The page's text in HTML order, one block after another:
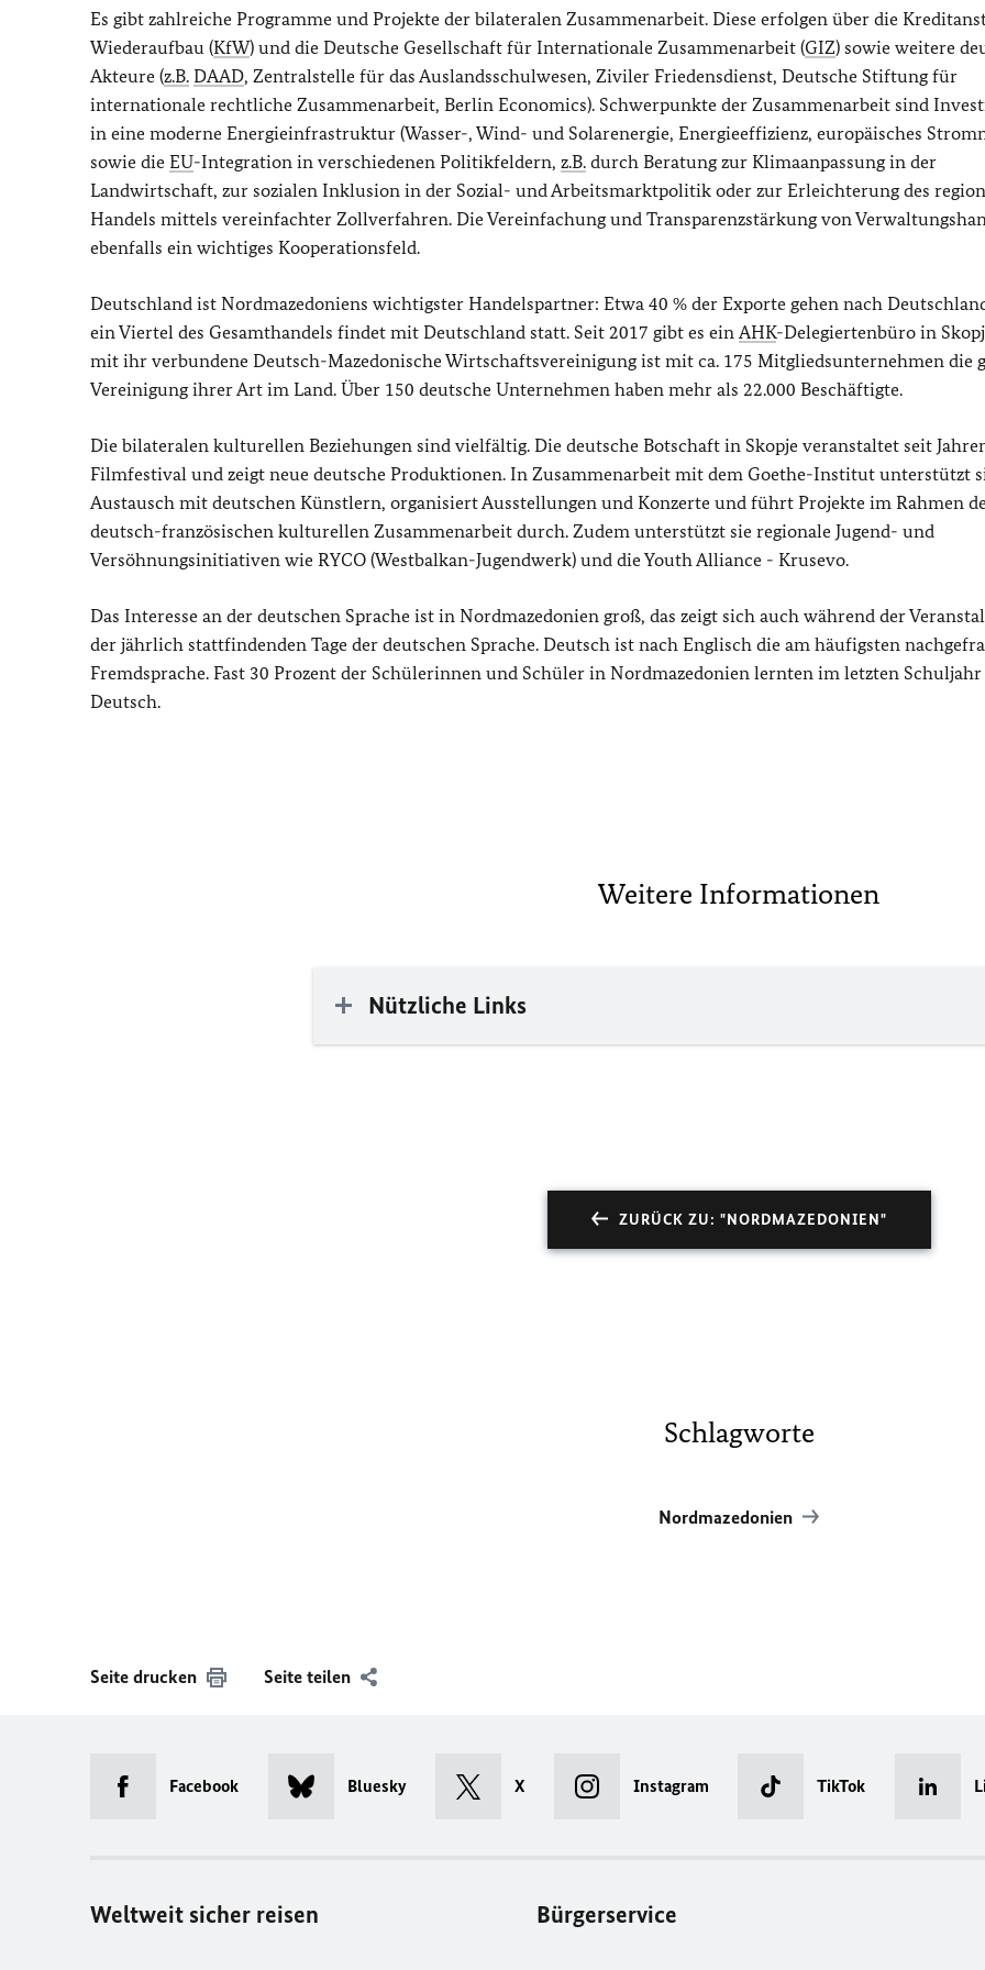
Es gibt zahlreiche Programme und Projekte der bilateralen Zusammenarbeit. Diese erfolgen über die
Wiederaufbau (KfW) und die Deutsche Gesellschaft für Internationale Zusammenarbeit (GIZ) sowie weitere
Akteure (z.B. DAAD, Zentralstelle für das Auslandsschulwesen, Ziviler Friedensdienst, Deutsche Stiftung für
internationale rechtliche Zusammenarbeit, Berlin Economics). Schwerpunkte der Zusammenarbeit sind
in eine moderne Energieinfrastruktur (Wasser-, Wind- und Solarenergie, Energieeffizienz, europäisches
sowie die EU-Integration in verschiedenen Politikfeldern, z.B. durch Beratung zur Klimaanpassung in der
Landwirtschaft, zur sozialen Inklusion in der Sozial- und Arbeitsmarktpolitik oder zur Erleichterung des
Handels mittels vereinfachter Zollverfahren. Die Vereinfachung und Transparenzstärkung von
ebenfalls ein wichtiges Kooperationsfeld.
Deutschland ist Nordmazedoniens wichtigster Handelspartner: Etwa 40 % der Exporte gehen nach
ein Viertel des Gesamthandels findet mit Deutschland statt. Seit 2017 gibt es ein AHK-Delegiertenbüro in
mit ihr verbundene Deutsch-Mazedonische Wirtschaftsvereinigung ist mit ca. 175 Mitgliedsunternehmen die
Vereinigung ihrer Art im Land. Über 150 deutsche Unternehmen haben mehr als 22.000 Beschäftigte.
Die bilateralen kulturellen Beziehungen sind vielfältig. Die deutsche Botschaft in Skopje veranstaltet seit
Filmfestival und zeigt neue deutsche Produktionen. In Zusammenarbeit mit dem Goethe-Institut unterstützt
Austausch mit deutschen Künstlern, organisiert Ausstellungen und Konzerte und führt Projekte im Rahmen
deutsch-französischen kulturellen Zusammenarbeit durch. Zudem unterstützt sie regionale Jugend- und
Versöhnungsinitiativen wie RYCO (Westbalkan-Jugendwerk) und die Youth Alliance - Krusevo.
Das Interesse an der deutschen Sprache ist in Nordmazedonien groß, das zeigt sich auch während der
der jährlich stattfindenden Tage der deutschen Sprache. Deutsch ist nach Englisch die am häufigsten
Fremdsprache. Fast 30 Prozent der Schülerinnen und Schüler in Nordmazedonien lernten im letzten Schuljahr
Deutsch.
Weitere Informationen
Nützliche Links
ZURÜCK ZU: "NORDMAZEDONIEN"
Schlagworte
Nordmazedonien
Seite drucken Seite teilen
Facebook Bluesky X Instagram TikTok
Weltweit sicher reisen Bürgerservice